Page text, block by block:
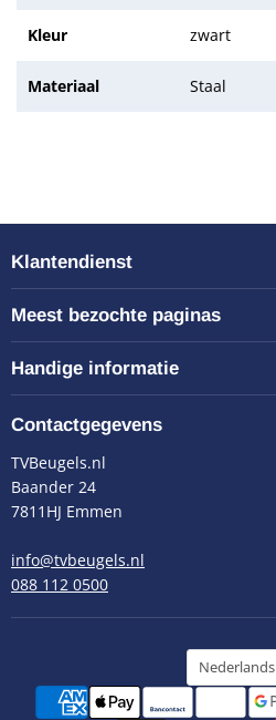
Kleur zwart
Materiaal Staal
Klantendienst
Meest bezochte paginas
Handige informatie
Contactgegevens
TVBeugels.nl
Baander 24
7811HJ Emmen
info@tvbeugels.nl
088 112 0500
Taal
Nederlands